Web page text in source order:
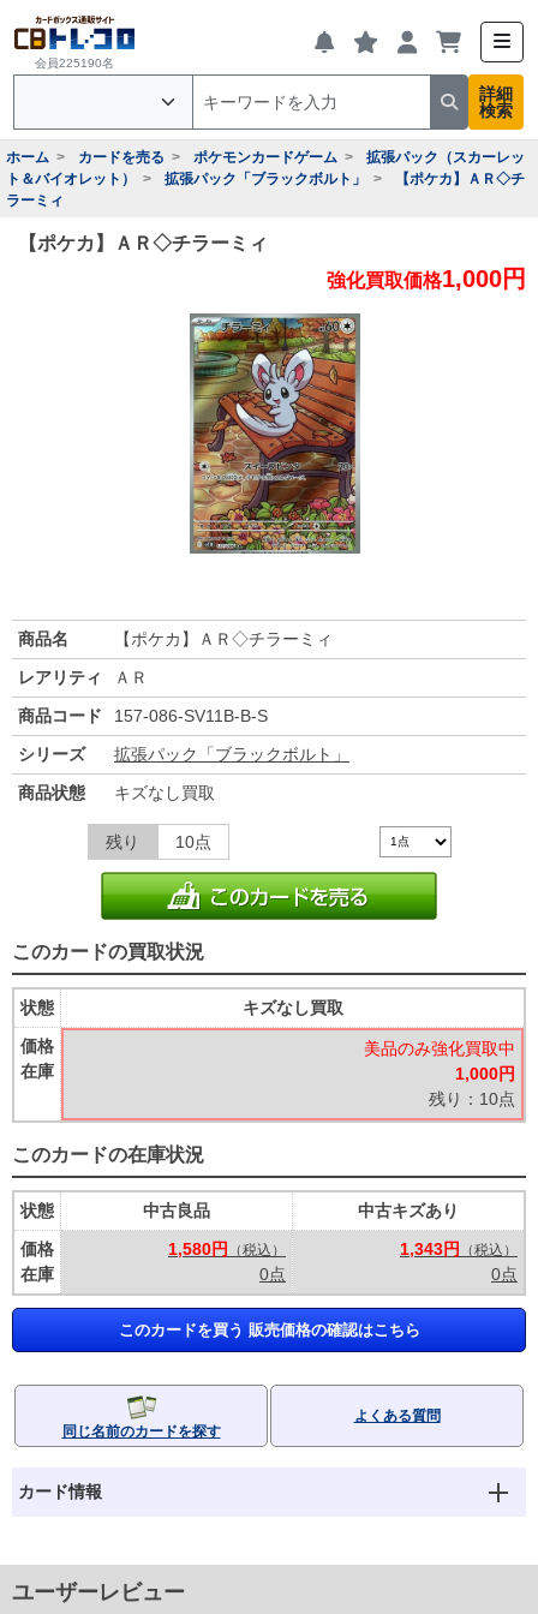
会員225190名
詳細
検索
ホーム カードを売る ポケモンカードゲーム
拡張パック（スカーレッ
ト＆バイオレット）
拡張パック「ブラックボルト」
【ポケカ】ＡＲ◇チ
ラーミィ
【ポケカ】ＡＲ◇チラーミィ
強化買取価格1,000円
商品名
【ポケカ】ＡＲ◇チラーミィ
レアリティ
ＡＲ
商品コード
157-086-SV11B-B-S
シリーズ
拡張パック「ブラックボルト」
商品状態
キズなし買取
残り 10点
このカードの買取状況
状態
価格
在庫
キズなし買取
美品のみ強化買取中
1,000円
残り：10点
このカードの在庫状況
状態
価格
在庫
中古良品
1,580円
（税込）
0点
中古キズあり
1,343円
（税込）
0点
このカードを買う 販売価格の確認はこちら
同じ名前のカードを探す
よくある質問
カード情報
ユーザーレビュー